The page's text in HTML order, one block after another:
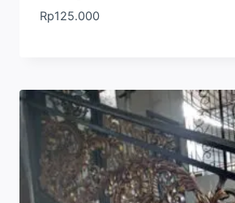
Rp125.000